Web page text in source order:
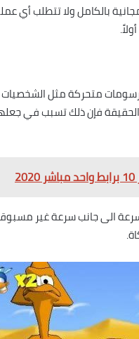
بالكامل ولا تتطلب أي
متحركة مثل الشخصيات
فإن ذلك تسبب في
الى جانب سرعة غير